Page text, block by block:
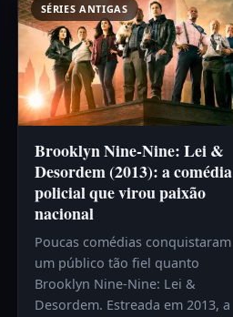
SÉRIES ANTIGAS
Brooklyn Nine-Nine: Lei &
Desordem (2013): a comédia
policial que virou paixão
nacional
Poucas comédias conquistaram
um público tão fiel quanto
Brooklyn Nine-Nine: Lei &
Desordem. Estreada em 2013, a